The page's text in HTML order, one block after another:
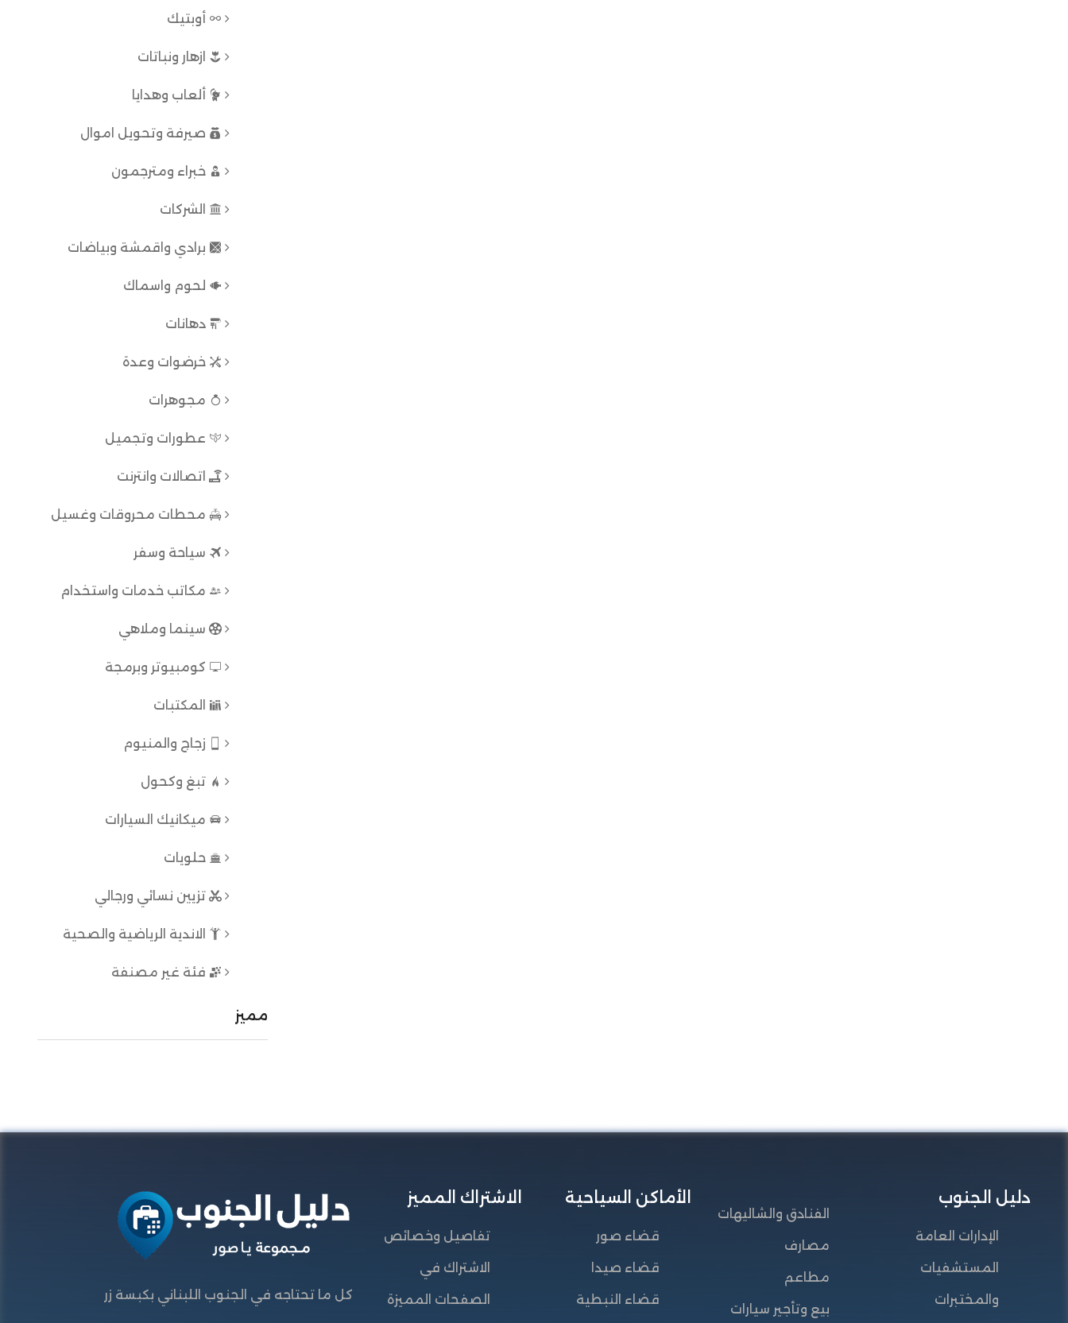
أوبتيك
ازهار ونباتات
ألعاب وهدايا
صيرفة وتحويل اموال
خبراء ومترجمون
الشركات
برادي واقمشة وبياضات
لحوم واسماك
دهانات
خرضوات وعدة
مجوهرات
عطورات وتجميل
اتصالات وانترنت
محطات محروقات وغسيل
سياحة وسفر
مكاتب خدمات واستخدام
سينما وملاهي
كومبيوتر وبرمجة
المكتبات
زجاج والمنيوم
تبغ وكحول
ميكانيك السيارات
حلويات
تزيين نسائي ورجالي
الاندية الرياضية والصحية
فئة غير مصنفة
مميز
دليل الجنوب
الإدارات العامة
المستشفيات
والمختبرات
الفنادق والشاليهات
مصارف
مطاعم
بيع وتأجير سيارات
الأماكن السياحية
قضاء صور
قضاء صيدا
قضاء النبطية
الاشتراك المميز
تفاصيل وخصائص
الاشتراك في
الصفحات المميزة كل ما تحتاجه في الجنوب اللبناني بكبسة زر